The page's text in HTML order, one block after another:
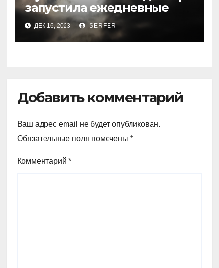
запустила ежедневные
рейсы в Шереметьево
ДЕК 16, 2023 SERFER
Добавить комментарий
Ваш адрес email не будет опубликован.
Обязательные поля помечены *
Комментарий *